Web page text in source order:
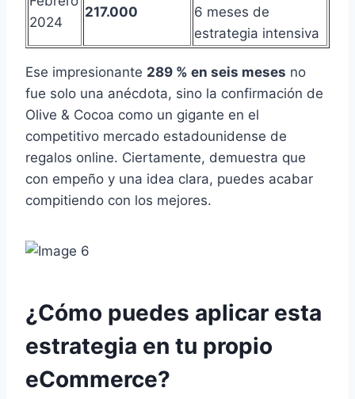
2024
217.000
6 meses de
estrategia intensiva
Ese impresionante 289 % en seis meses no
fue solo una anécdota, sino la confirmación de
Olive & Cocoa como un gigante en el
competitivo mercado estadounidense de
regalos online. Ciertamente, demuestra que
con empeño y una idea clara, puedes acabar
compitiendo con los mejores.
¿Cómo puedes aplicar esta
estrategia en tu propio
eCommerce?